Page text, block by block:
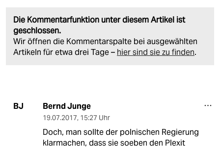
Die Kommentarfunktion unter diesem Artikel ist
geschlossen.
Wir öffnen die Kommentarspalte bei ausgewählten
Artikeln für etwa drei Tage – hier sind sie zu finden.
BJ Bernd Junge
19.07.2017, 15:27 Uhr
Doch, man sollte der polnischen Regierung
klarmachen, dass sie soeben den Plexit